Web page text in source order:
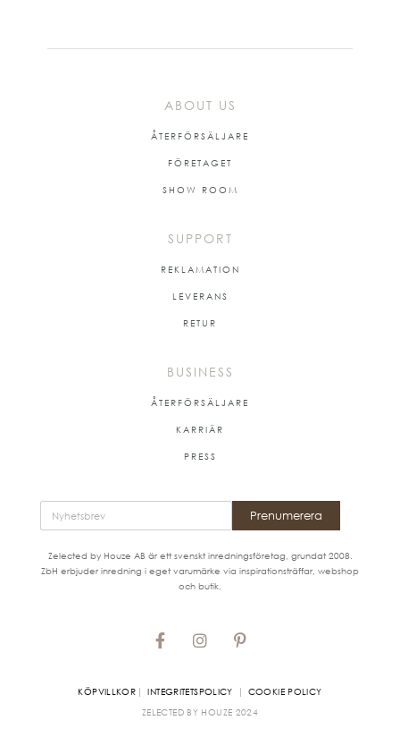
ABOUT US
ÅTERFÖRSÄLJARE
FÖRETAGET
SHOW ROOM
SUPPORT
REKLAMATION
LEVERANS
RETUR
BUSINESS
ÅTERFÖRSÄLJARE
KARRIÄR
PRESS
Prenumerera
Zelected by Houze AB är ett svenskt inredningsföretag, grundat 2008.
ZbH erbjuder inredning i eget varumärke via inspirationsträffar, webshop
och butik.
KÖPVILLKOR |INTEGRITETSPOLICY |
COOKIE POLICY
ZELECTED BY HOUZE 2024